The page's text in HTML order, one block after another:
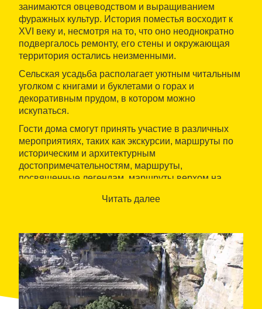
занимаются овцеводством и выращиванием
фуражных культур. История поместья восходит к
XVI веку и, несмотря на то, что оно неоднократно
подвергалось ремонту, его стены и окружающая
территория остались неизменными.
Сельская усадьба располагает уютным читальным
уголком с книгами и буклетами о горах и
декоративным прудом, в котором можно
искупаться.
Гости дома смогут принять участие в различных
мероприятиях, таких как экскурсии, маршруты по
историческим и архитектурным
достопримечательностям, маршруты,
посвященные легендам, маршруты верхом на
Кольсакабре, Гарроче
Читать далее